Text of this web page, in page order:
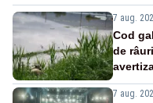
7 aug.
Cod
de
7 aug.